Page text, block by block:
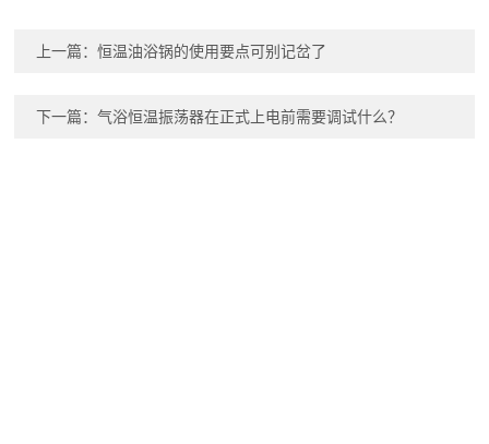
上一篇：恒温油浴锅的使用要点可别记岔了
下一篇：气浴恒温振荡器在正式上电前需要调试什么？